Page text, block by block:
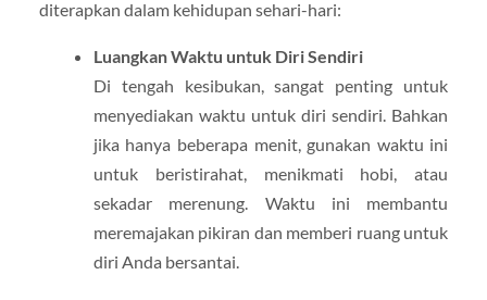
diterapkan dalam kehidupan sehari-hari:
Luangkan Waktu untuk Diri Sendiri
Di tengah kesibukan, sangat penting untuk
menyediakan waktu untuk diri sendiri. Bahkan
jika hanya beberapa menit, gunakan waktu ini
untuk beristirahat, menikmati hobi, atau
sekadar merenung. Waktu ini membantu
meremajakan pikiran dan memberi ruang untuk
diri Anda bersantai.